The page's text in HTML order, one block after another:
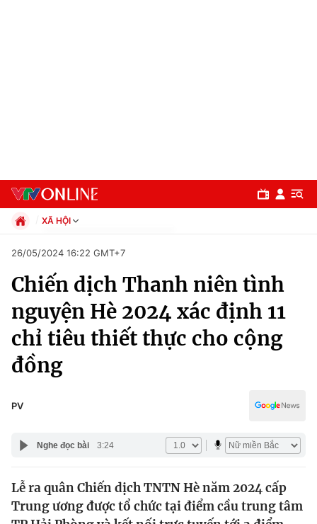
Chuyên mục
Chính trị
Xã hội
Pháp luật
Y tế
Thế giới
Tin tức
XÃ HỘI
Xã hội
Pháp luật
Thể thao
Truyền hình
Y tế
26/05/2024 16:22 GMT+7
Chiến dịch Thanh niên tình
nguyện Hè 2024 xác định 11
chỉ tiêu thiết thực cho cộng
đồng
PV
Nghe đọc bài 3:24
Lễ ra quân Chiến dịch TNTN Hè năm 2024 cấp
Trung ương được tổ chức tại điểm cầu trung tâm